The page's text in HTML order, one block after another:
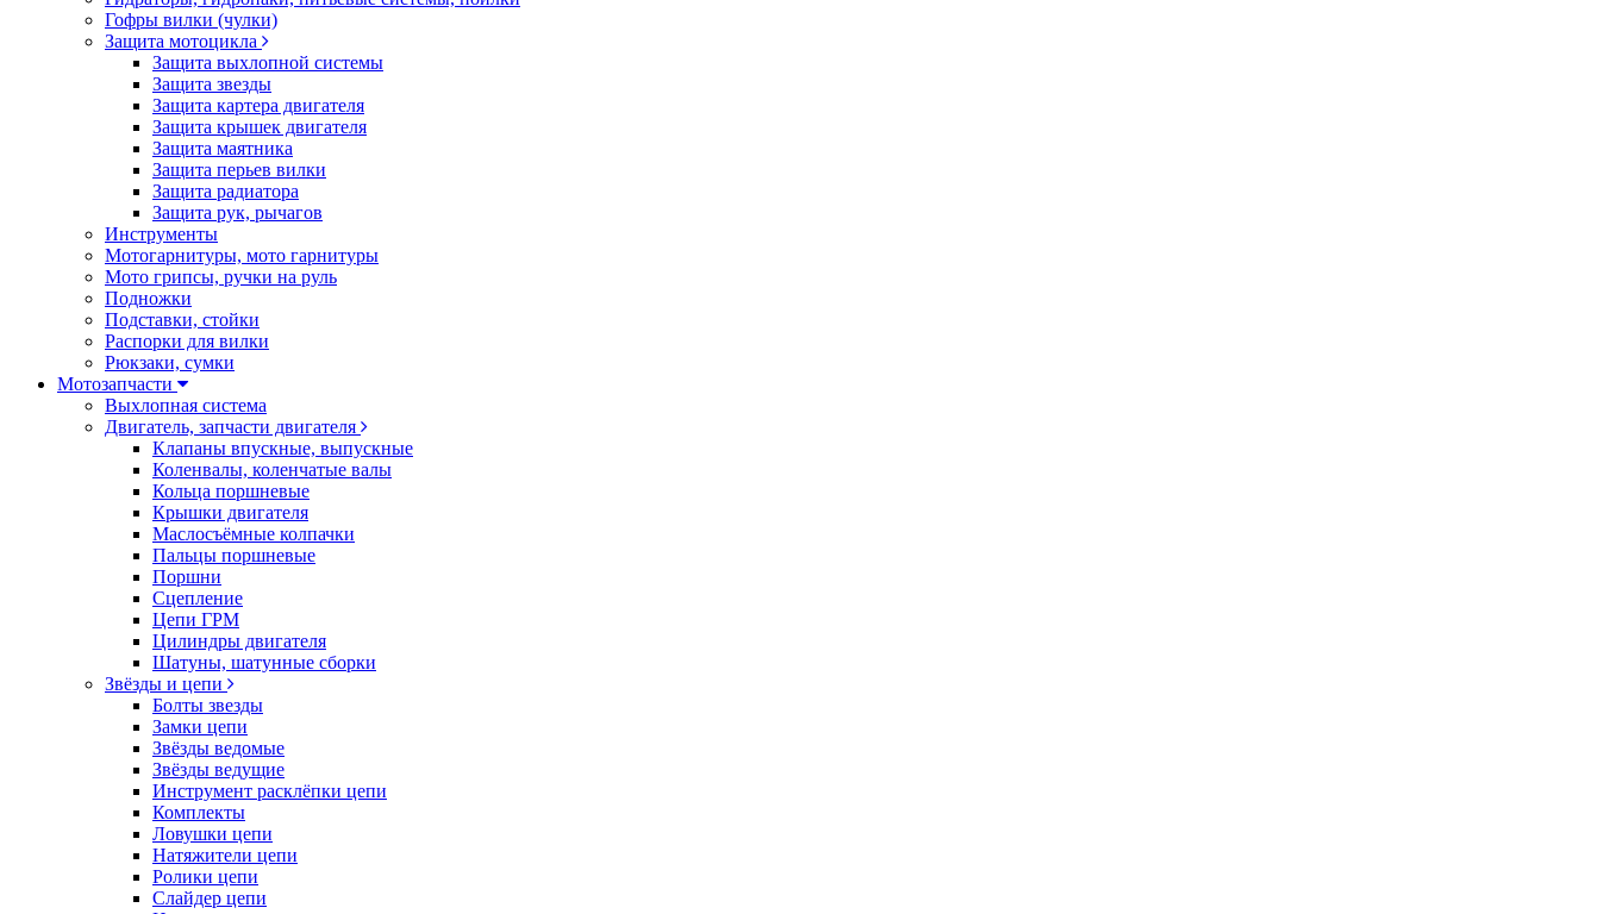
Гофры вилки (чулки)
Защита мотоцикла
Защита выхлопной системы
Защита звезды
Защита картера двигателя
Защита крышек двигателя
Защита маятника
Защита перьев вилки
Защита радиатора
Защита рук, рычагов
Инструменты
Мотогарнитуры, мото гарнитуры
Мото грипсы, ручки на руль
Подножки
Подставки, стойки
Распорки для вилки
Рюкзаки, сумки
Мотозапчасти
Выхлопная система
Двигатель, запчасти двигателя
Клапаны впускные, выпускные
Коленвалы, коленчатые валы
Кольца поршневые
Крышки двигателя
Маслосъёмные колпачки
Пальцы поршневые
Поршни
Сцепление
Цепи ГРМ
Цилиндры двигателя
Шатуны, шатунные сборки
Звёзды и цепи
Болты звезды
Замки цепи
Звёзды ведомые
Звёзды ведущие
Инструмент расклёпки цепи
Комплекты
Ловушки цепи
Натяжители цепи
Ролики цепи
Слайдер цепи